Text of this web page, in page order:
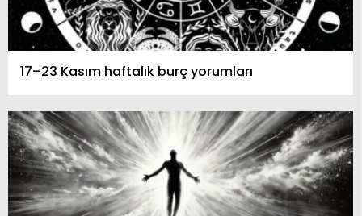
17–23 Kasım haftalık burç yorumları